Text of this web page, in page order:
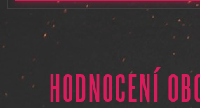
HODNOCENÍ